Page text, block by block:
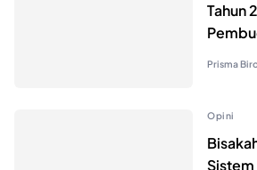
Tahun
Prisma
Opini